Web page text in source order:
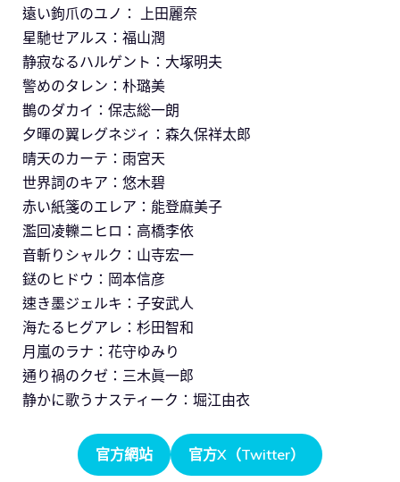
遠い鉤爪のユノ： 上田麗奈
星馳せアルス：福山潤
静寂なるハルゲント：大塚明夫
警めのタレン：朴璐美
鵲のダカイ：保志総一朗
夕暉の翼レグネジィ：森久保祥太郎
晴天のカーテ：雨宮天
世界詞のキア：悠木碧
赤い紙箋のエレア：能登麻美子
濫回凌轢ニヒロ：高橋李依
音斬りシャルク：山寺宏一
鎹のヒドウ：岡本信彦
速き墨ジェルキ：子安武人
海たるヒグアレ：杉田智和
月嵐のラナ：花守ゆみり
通り禍のクゼ：三木眞一郎
静かに歌うナスティーク：堀江由衣
官方網站 官方X（Twitter）